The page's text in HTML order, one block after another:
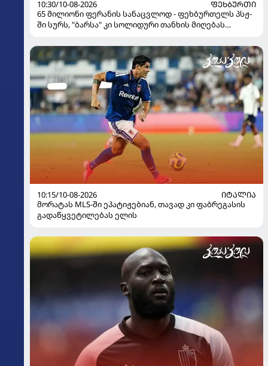
10:30/10-08-2026
ᲤᲔᲮᲑᲣᲠᲗᲘ
65 მილიონი ფერანის სანაცვლოდ - ფეხბურთელს პსჟ-
ში სურს, "ბარსა" კი სოლიდური თანხის მიღებას
10:15/10-08-2026
ᲘᲢᲐᲚᲘᲐ
მორატას MLS-ში ეპატიჟებიან, თავად კი ფაბრეგასის
გადაწყვეტილებას ელის